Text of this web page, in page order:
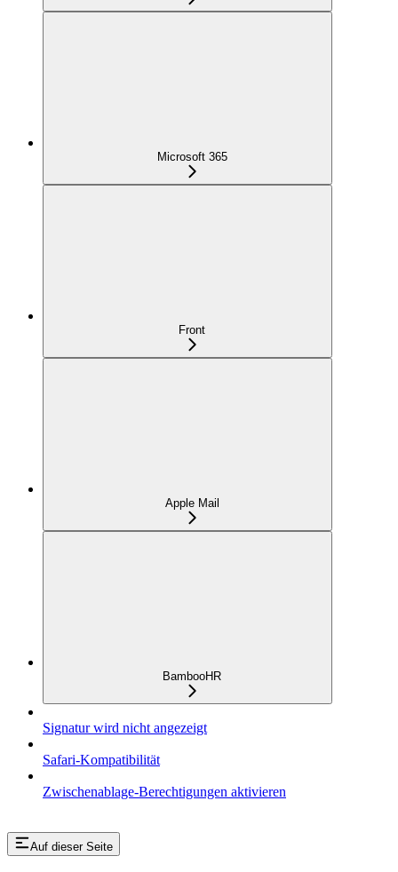
Microsoft 365
Front
Apple Mail
BambooHR
Signatur wird nicht angezeigt
Safari-Kompatibilität
Zwischenablage-Berechtigungen aktivieren
Auf dieser Seite